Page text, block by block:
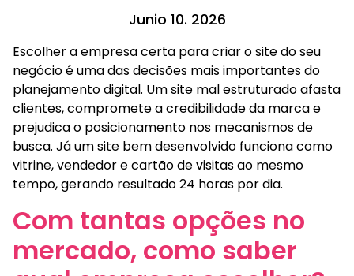
Junio 10. 2026
Escolher a empresa certa para criar o site do seu
negócio é uma das decisões mais importantes do
planejamento digital. Um site mal estruturado afasta
clientes, compromete a credibilidade da marca e
prejudica o posicionamento nos mecanismos de
busca. Já um site bem desenvolvido funciona como
vitrine, vendedor e cartão de visitas ao mesmo
tempo, gerando resultado 24 horas por dia.
Com tantas opções no
mercado, como saber